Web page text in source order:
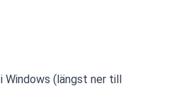
i Windows (längst ner till